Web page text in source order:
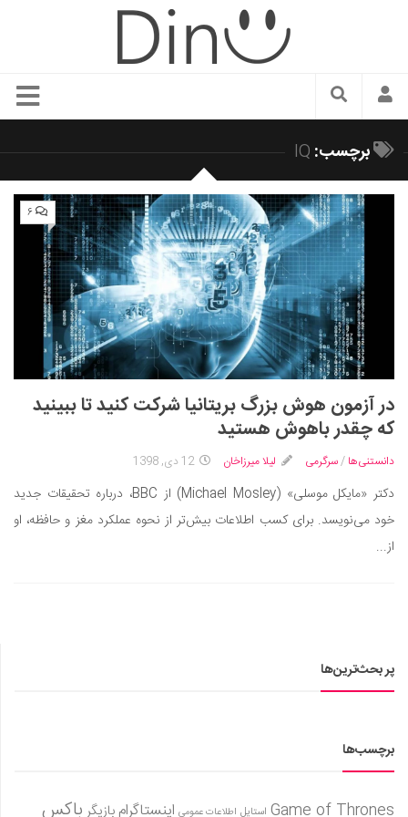
سبک زندگی
زیبایی و آرایش
شیک پوشی
دکوراسیون و چیدمان
غذا
رستوران گردی
آشپزی
سفر و گردشگری
ایران گردی
جهان گردی
موفقیت و مهارت‌های فردی
سلامت
کودک و مادر
ورزش و تندرستی
مراکز پزشکی و دارویی
برچسب: IQ
۶
در آزمون هوش بزرگ بریتانیا شرکت کنید تا ببینید
که چقدر باهوش هستید
دانستنی‌ها /سرگرمی لیلا میرزاخان 12 دی, 1398
دکتر «مایکل موسلی» (Michael Mosley) از BBC، درباره تحقیقات جدید
خود می‌نویسد. برای کسب اطلاعات بیش‌تر از نحوه عملکرد مغز و حافظه، او
از...
پر بحث‌ترین‌ها
برچسب‌ها
Game of Thrones استایل اطلاعات عمومی اینستاگرام بازیگر باکس